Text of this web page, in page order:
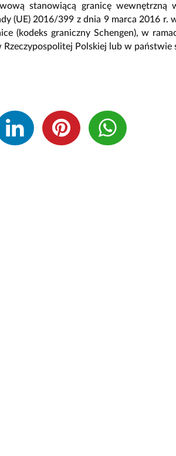
stanowiącą granicę
(UE) 2016/399 z dnia 9 marca 2016 r.
(kodeks graniczny Schengen), w
Polskiej lub w państwie